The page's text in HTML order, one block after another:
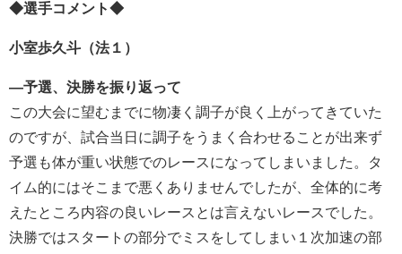
◆選手コメント◆
小室歩久斗（法１）
―予選、決勝を振り返って
この大会に望むまでに物凄く調子が良く上がってきていた
のですが、試合当日に調子をうまく合わせることが出来ず
予選も体が重い状態でのレースになってしまいました。タ
イム的にはそこまで悪くありませんでしたが、全体的に考
えたところ内容の良いレースとは言えないレースでした。
決勝ではスタートの部分でミスをしてしまい１次加速の部